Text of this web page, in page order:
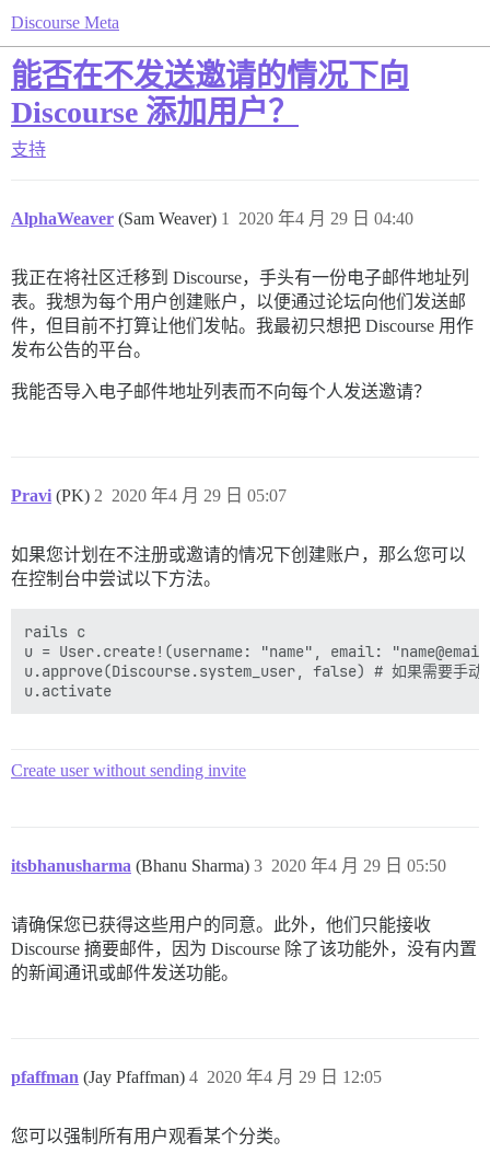
Discourse Meta
能否在不发送邀请的情况下向
Discourse 添加用户？
支持
AlphaWeaver (Sam Weaver) 2020 年4 月 29 日 04:40
1
我正在将社区迁移到 Discourse，手头有一份电子邮件地址列
表。我想为每个用户创建账户，以便通过论坛向他们发送邮
件，但目前不打算让他们发帖。我最初只想把 Discourse 用作
发布公告的平台。
我能否导入电子邮件地址列表而不向每个人发送邀请？
Pravi (PK) 2020 年4 月 29 日 05:07
2
如果您计划在不注册或邀请的情况下创建账户，那么您可以
在控制台中尝试以下方法。
rails c
u = User.create!(username: "name", email:
u.approve(Discourse.system_user, false) # 如果需要手动
Create user without sending invite
itsbhanusharma (Bhanu Sharma) 2020 年4 月 29 日 05:50
3
请确保您已获得这些用户的同意。此外，他们只能接收
Discourse 摘要邮件，因为 Discourse 除了该功能外，没有内置
的新闻通讯或邮件发送功能。
pfaffman (Jay Pfaffman) 2020 年4 月 29 日 12:05
4
您可以强制所有用户观看某个分类。